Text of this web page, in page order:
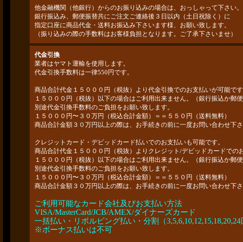
他金融機関（他銀行）からのお振り込みの場合は、おっしゃって下さい。
銀行振込み、郵便振替共にご注文ご連絡後３日以内（土日祝除く）に
指定口座に商品代金・送料お振込み下さいます様、お願い致します。
（振り込みの際の手数料はお客様負担となります。ご了承下さいませ）
代金引換
業者はヤマト運輸を使用します。
代金引換手数料は一律550円です。
商品合計代金１５０００円（税抜）より代金引換でのお支払いが可能で
１５０００円（税抜）以下の場合はご利用出来ません。（銀行振込か郵
別途代金引換手数料のご負担をお願い致します。
１５０００円〜３０万円（税込合計金額）＝＝５５０円（送料無料）
商品合計金額３０万円以上の際は、お手続きの前に一度お問い合わせ下
クレジットカード・デビッドカード払いでのお支払いも可能です。
商品合計代金１５０００円（税抜）よりクレジット/デビッドカードでの
１５０００円（税抜）以下の場合はご利用出来ません。（銀行振込か郵
別途代金引換手数料のご負担をお願い致します。
１５０００円〜３０万円（税込合計金額）＝＝５５０円（送料無料）
商品合計金額３０万円以上の際は、お手続きの前に一度お問い合わせ下
ご利用可能なカード会社及びお支払い方法
VISA/MasterCard/JCB/AMEX/ダイナーズカード
一括払い・リボルビング払い・分割（3,5,6,10,12,15,18,20,24
※ボーナス払いは不可